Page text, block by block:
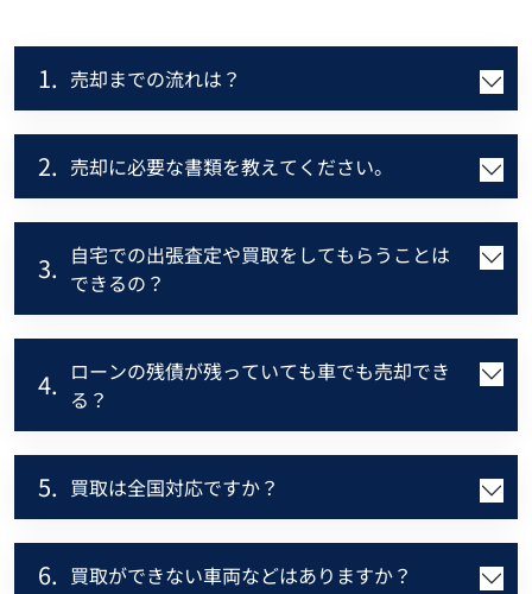
1. 売却までの流れは？
2. 売却に必要な書類を教えてください。
3. 自宅での出張査定や買取をしてもらうことは
できるの？
4. ローンの残債が残っていても車でも売却でき
る？
5. 買取は全国対応ですか？
6. 買取ができない車両などはありますか？